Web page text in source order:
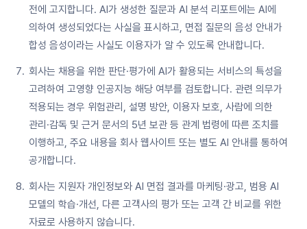
전에 고지합니다. AI가 생성한 질문과 AI 분석 리포트에는 AI에
의하여 생성되었다는 사실을 표시하고, 면접 질문의 음성 안내가
합성 음성이라는 사실도 이용자가 알 수 있도록 안내합니다.
회사는 채용을 위한 판단·평가에 AI가 활용되는 서비스의 특성을
고려하여 고영향 인공지능 해당 여부를 검토합니다. 관련 의무가
적용되는 경우 위험관리, 설명 방안, 이용자 보호, 사람에 의한
관리·감독 및 근거 문서의 5년 보관 등 관계 법령에 따른 조치를
이행하고, 주요 내용을 회사 웹사이트 또는 별도 AI 안내를 통하여
공개합니다.
회사는 지원자 개인정보와 AI 면접 결과를 마케팅·광고, 범용 AI
모델의 학습·개선, 다른 고객사의 평가 또는 고객 간 비교를 위한
자료로 사용하지 않습니다.